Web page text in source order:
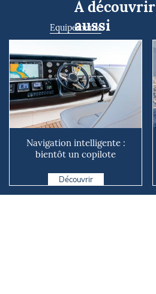
À découvrir
aussi
Equipements
Navigation intelligente :
bientôt un copilote
Découvrir